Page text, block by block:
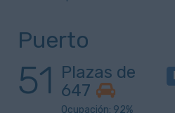
Puerto
51
Plazas de
647
Ocupación: 92%